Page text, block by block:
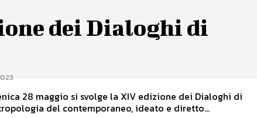
dei Dialoghi di
28 maggio si svolge la XIV edizione dei Dialoghi di
del contemporaneo, ideato e diretto...